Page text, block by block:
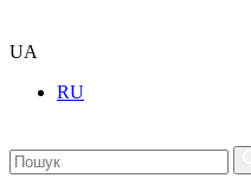
UA
RU